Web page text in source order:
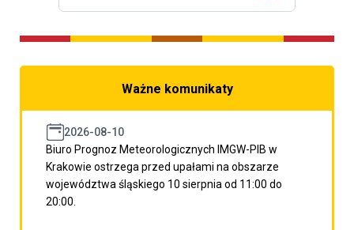
Ważne komunikaty
2026-08-10
Biuro Prognoz Meteorologicznych IMGW-PIB w
Krakowie ostrzega przed upałami na obszarze
województwa śląskiego 10 sierpnia od 11:00 do
20:00.